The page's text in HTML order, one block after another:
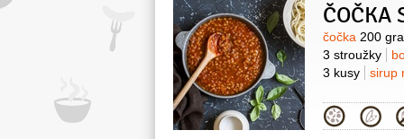
ČOČKA
čočka 200
3 stroužky
3 kusy
sirup